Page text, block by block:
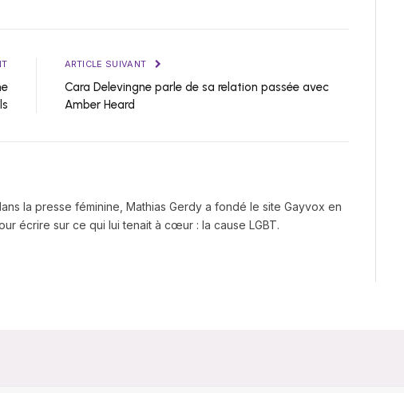
ARTICLE SUIVANT
Cara Delevingne parle de sa relation passée avec
Amber Heard
la presse féminine, Mathias Gerdy a fondé le site Gayvox en
écrire sur ce qui lui tenait à cœur : la cause LGBT.